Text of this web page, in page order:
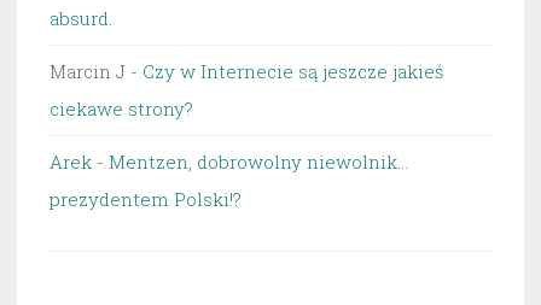
absurd.
Marcin J - Czy w Internecie są jeszcze jakieś
ciekawe strony?
Arek - Mentzen, dobrowolny niewolnik…
prezydentem Polski!?